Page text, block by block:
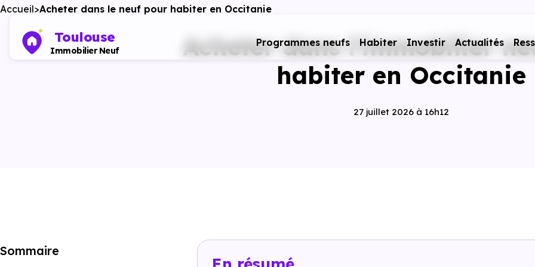
Toulouse
Immobilier Neuf
Programmes neufs Habiter Investir Actualités
Accueil Acheter dans le neuf pour habiter en Occitanie
Acheter dans l'immobilier
habiter en Occitanie
27 juillet 2026 à 16h12
Sommaire